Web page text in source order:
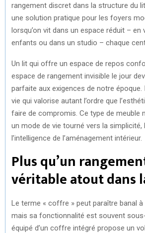
rangement discret dans la structure du
une solution pratique pour les foyers
lorsqu’on vit dans un espace réduit – en
enfants ou dans un studio – chaque
Un lit qui offre un espace de repos
espace de rangement invisible le jour
parfaite aux exigences de notre époque.
vie qui valorise autant l’ordre que
faire de compromis. Ce type de meuble
un mode de vie tourné vers la simplicité,
l’intelligence de l’aménagement intérieur.
Plus qu’un
véritable atout dans
Le terme « coffre » peut paraître banal à
mais sa fonctionnalité est souvent
équipé d’un coffre intégré propose un